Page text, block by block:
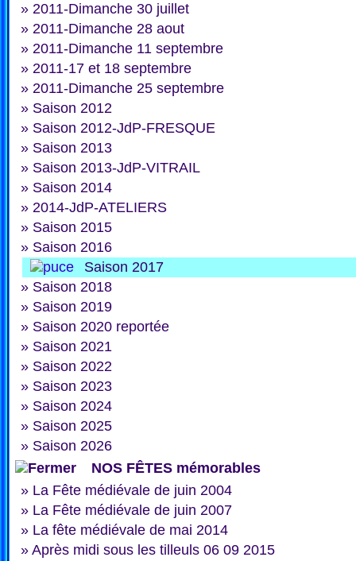
» 2011-Dimanche 30 juillet
» 2011-Dimanche 28 aout
» 2011-Dimanche 11 septembre
» 2011-17 et 18 septembre
» 2011-Dimanche 25 septembre
» Saison 2012
» Saison 2012-JdP-FRESQUE
» Saison 2013
» Saison 2013-JdP-VITRAIL
» Saison 2014
» 2014-JdP-ATELIERS
» Saison 2015
» Saison 2016
Saison 2017
» Saison 2018
» Saison 2019
» Saison 2020 reportée
» Saison 2021
» Saison 2022
» Saison 2023
» Saison 2024
» Saison 2025
» Saison 2026
NOS FÊTES mémorables
» La Fête médiévale de juin 2004
» La Fête médiévale de juin 2007
» La fête médiévale de mai 2014
» Après midi sous les tilleuls 06 09 2015